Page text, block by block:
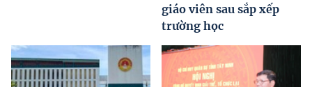
giáo viên sau sắp xếp
trường học